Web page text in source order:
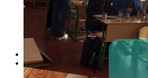
Студентська рада
Документація. Карантин
Документація. Воєнний стан
Центр кар’єри та працевлаштування
Центр дуальної освіти
Неформальна та інформальна
Вступникам
Міжнародне співробітництво
Міжнародне співробітництво для